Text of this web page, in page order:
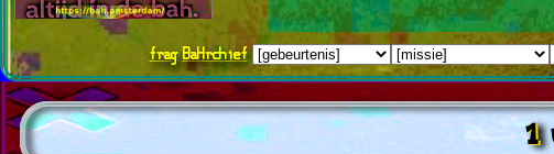
fragBaHrchief
1